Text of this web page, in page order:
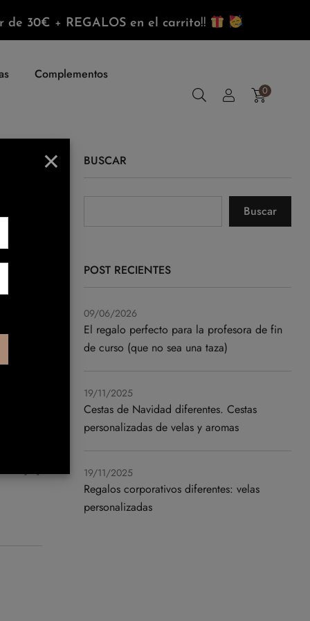
de 30€ + REGALOS en el carrito!!
Complementos
0
[…]
BUSCAR
Buscar
POST RECIENTES
El regalo perfecto para la profesora de fin
de curso (que no sea una taza)
09/06/2026
Cestas de Navidad diferentes. Cestas
personalizadas de velas y aromas
19/11/2025
Regalos corporativos diferentes: velas
personalizadas
19/11/2025
×